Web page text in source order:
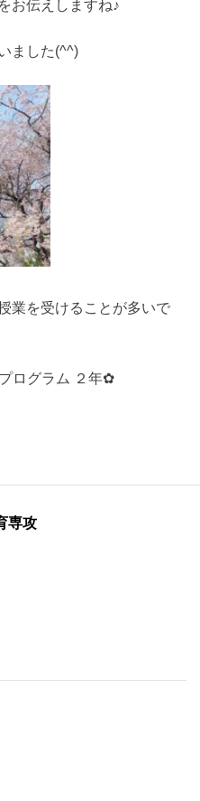
お伝えしますね♪
ました(^^)
業を受けることが多いで
ログラム ２年✿
専攻